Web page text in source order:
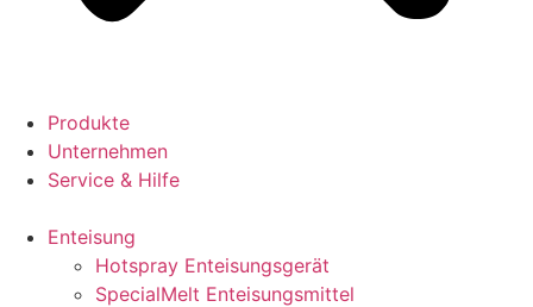
Produkte
Unternehmen
Service & Hilfe
Enteisung
Hotspray Enteisungsgerät
SpecialMelt Enteisungsmittel